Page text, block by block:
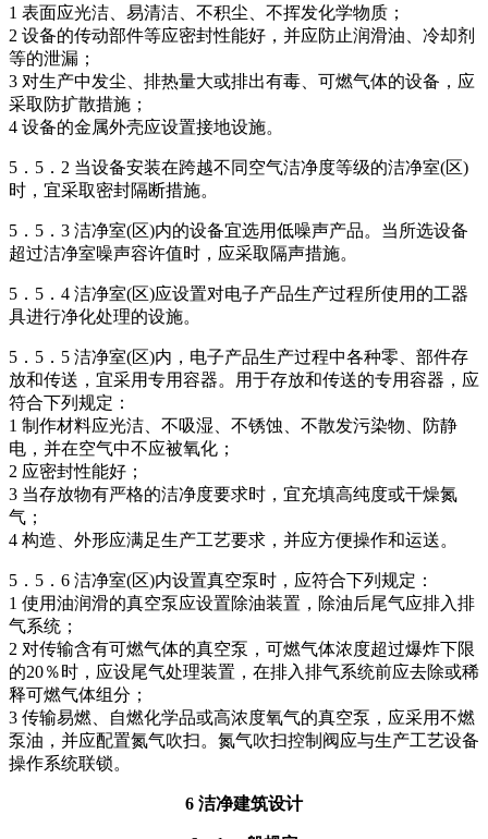
1 表面应光洁、易清洁、不积尘、不挥发化学物质；
2 设备的传动部件等应密封性能好，并应防止润滑油、冷却剂
等的泄漏；
3 对生产中发尘、排热量大或排出有毒、可燃气体的设备，应
采取防扩散措施；
4 设备的金属外壳应设置接地设施。
5．5．2 当设备安装在跨越不同空气洁净度等级的洁净室(区)
时，宜采取密封隔断措施。
5．5．3 洁净室(区)内的设备宜选用低噪声产品。当所选设备
超过洁净室噪声容许值时，应采取隔声措施。
5．5．4 洁净室(区)应设置对电子产品生产过程所使用的工器
具进行净化处理的设施。
5．5．5 洁净室(区)内，电子产品生产过程中各种零、部件存
放和传送，宜采用专用容器。用于存放和传送的专用容器，应
符合下列规定：
1 制作材料应光洁、不吸湿、不锈蚀、不散发污染物、防静
电，并在空气中不应被氧化；
2 应密封性能好；
3 当存放物有严格的洁净度要求时，宜充填高纯度或干燥氮
气；
4 构造、外形应满足生产工艺要求，并应方便操作和运送。
5．5．6 洁净室(区)内设置真空泵时，应符合下列规定：
1 使用油润滑的真空泵应设置除油装置，除油后尾气应排入排
气系统；
2 对传输含有可燃气体的真空泵，可燃气体浓度超过爆炸下限
的20％时，应设尾气处理装置，在排入排气系统前应去除或稀
释可燃气体组分；
3 传输易燃、自燃化学品或高浓度氧气的真空泵，应采用不燃
泵油，并应配置氮气吹扫。氮气吹扫控制阀应与生产工艺设备
操作系统联锁。
6 洁净建筑设计